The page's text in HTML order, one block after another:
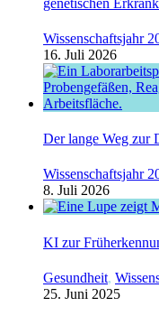
Wissenschaftsjahr
16. Juli 2026
Der lange Weg zur
Wissenschaftsjahr
8. Juli 2026
KI zur
Gesundheit,
25. Juni 2025